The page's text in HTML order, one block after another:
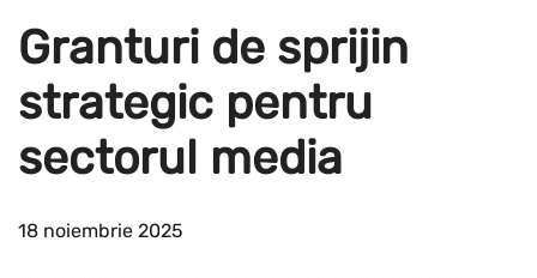
Granturi de sprijin
strategic pentru
sectorul media
18 noiembrie 2025